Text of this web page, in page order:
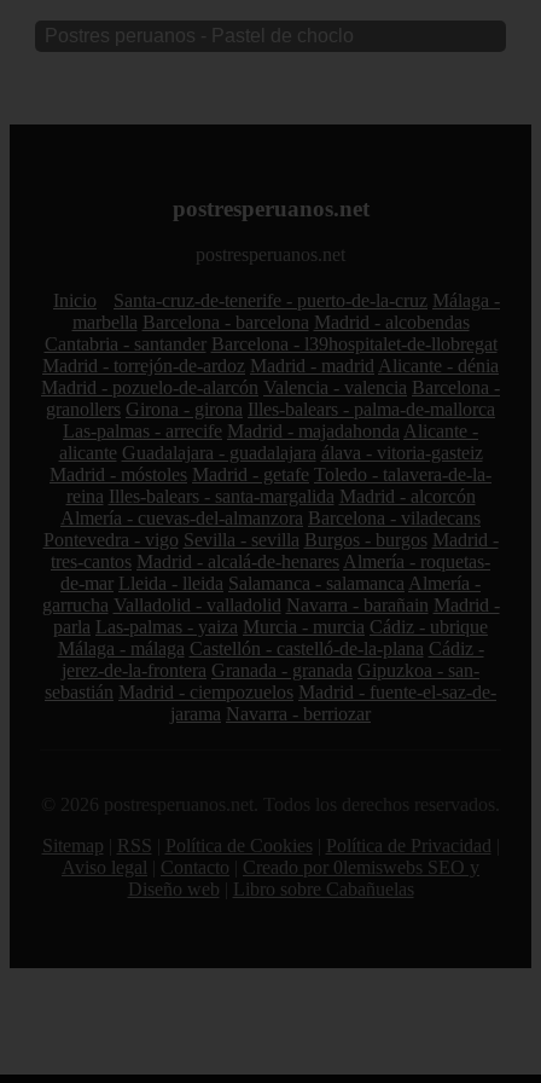
Postres peruanos - Pastel de choclo
postresperuanos.net
postresperuanos.net
Inicio Santa-cruz-de-tenerife - puerto-de-la-cruz Málaga -
marbella Barcelona - barcelona Madrid - alcobendas
Cantabria - santander Barcelona - l39hospitalet-de-llobregat
Madrid - torrejón-de-ardoz Madrid - madrid Alicante - dénia
Madrid - pozuelo-de-alarcón Valencia - valencia Barcelona -
granollers Girona - girona Illes-balears - palma-de-mallorca
Las-palmas - arrecife Madrid - majadahonda Alicante -
alicante Guadalajara - guadalajara álava - vitoria-gasteiz
Madrid - móstoles Madrid - getafe Toledo - talavera-de-la-
reina Illes-balears - santa-margalida Madrid - alcorcón
Almería - cuevas-del-almanzora Barcelona - viladecans
Pontevedra - vigo Sevilla - sevilla Burgos - burgos Madrid -
tres-cantos Madrid - alcalá-de-henares Almería - roquetas-
de-mar Lleida - lleida Salamanca - salamanca Almería -
garrucha Valladolid - valladolid Navarra - barañain Madrid -
parla Las-palmas - yaiza Murcia - murcia Cádiz - ubrique
Málaga - málaga Castellón - castelló-de-la-plana Cádiz -
jerez-de-la-frontera Granada - granada Gipuzkoa - san-
sebastián Madrid - ciempozuelos Madrid - fuente-el-saz-de-
jarama Navarra - berriozar
© 2026 postresperuanos.net. Todos los derechos reservados.
Sitemap
RSS Política de Cookies Política de Privacidad
Aviso legal
Contacto
Creado por 0lemiswebs SEO y
Diseño web
Libro sobre Cabañuelas